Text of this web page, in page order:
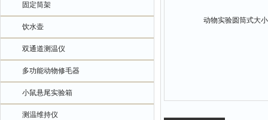
固定筒架
饮水壶
双通道测温仪
多功能动物修毛器
小鼠悬尾实验箱
测温维持仪